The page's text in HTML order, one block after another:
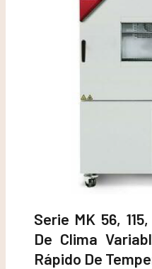
Serie MK 56,
De Clima
Rápido De